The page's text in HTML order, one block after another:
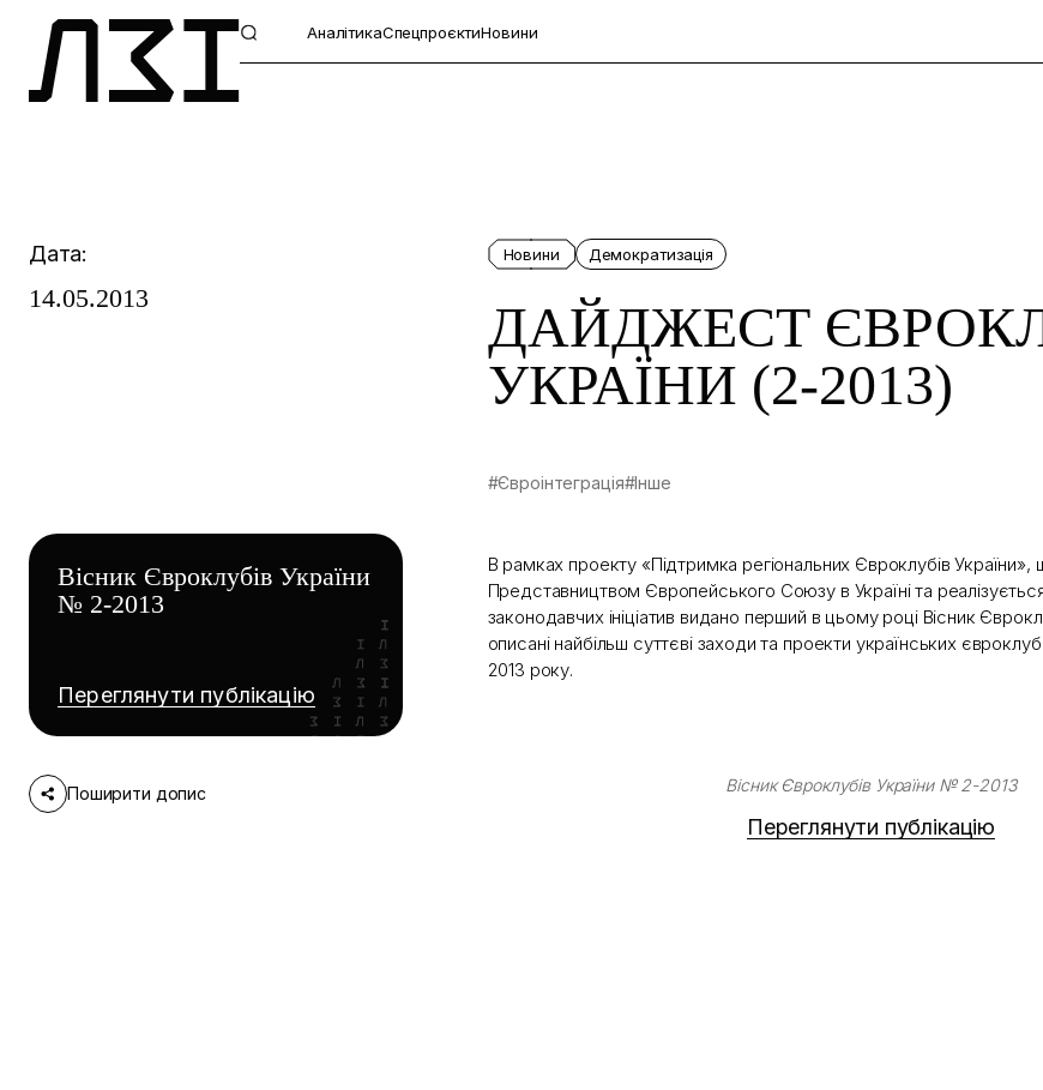
АналітикаСпецпроєктиНовини
Новини Демократизація
ДАЙДЖЕСТ
УКРАЇНИ (2-2013)
#Євроінтеграція#Інше
Дата:
14.05.2013
Вісник Євроклубів України
№ 2-2013
Переглянути публікацію
Поширити допис
В рамках проекту «Підтримка регіональних Євроклубів України»,
Представництвом Європейського Союзу в Україні та
законодавчих ініціатив видано перший в цьому році Вісник
описані найбільш суттєві заходи та проекти українських
2013 року.
Вісник Євроклубів України № 2-2013
Переглянути публікацію